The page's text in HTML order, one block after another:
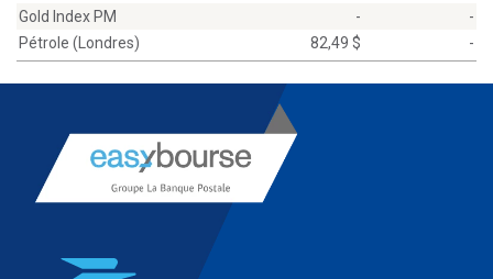
Gold Index PM
-
-
Pétrole (Londres)
82,49 $ -